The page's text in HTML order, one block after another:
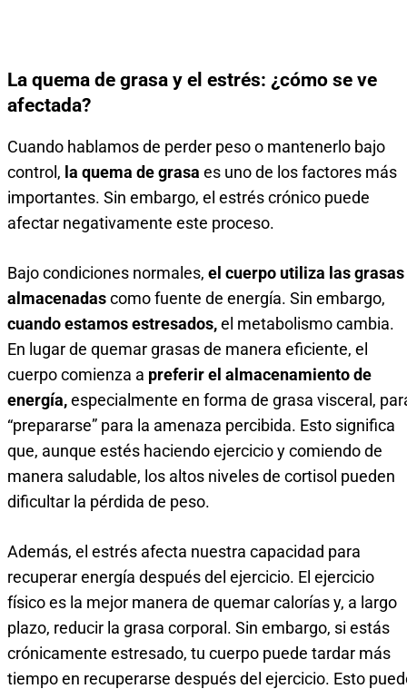
La quema de grasa y el estrés: ¿cómo se ve
afectada?
Cuando hablamos de perder peso o mantenerlo bajo
control, la quema de grasa es uno de los factores más
importantes. Sin embargo, el estrés crónico puede
afectar negativamente este proceso.
Bajo condiciones normales, el cuerpo utiliza las grasas
almacenadascomo fuente de energía. Sin embargo,
cuando estamos estresados,el metabolismo cambia.
En lugar de quemar grasas de manera eficiente, el
cuerpo comienza a preferir el almacenamiento de
energía,especialmente en forma de grasa visceral,
“prepararse” para la amenaza percibida. Esto significa
que, aunque estés haciendo ejercicio y comiendo de
manera saludable, los altos niveles de cortisol pueden
dificultar la pérdida de peso.
Además, el estrés afecta nuestra capacidad para
recuperar energía después del ejercicio. El ejercicio
físico es la mejor manera de quemar calorías y, a largo
plazo, reducir la grasa corporal. Sin embargo, si estás
crónicamente estresado, tu cuerpo puede tardar más
tiempo en recuperarse después del ejercicio. Esto